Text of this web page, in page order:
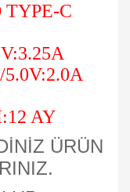
C
AY
ÜRÜN